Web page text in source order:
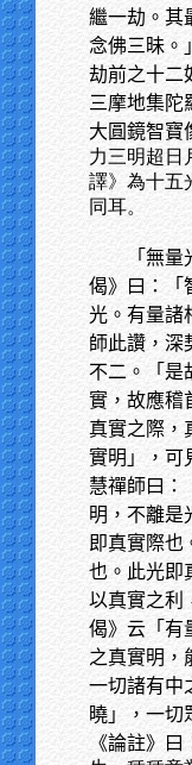
繼一劫。其
念佛三昧。
劫前之十二
三摩地集陀
大圓鏡智寶
力三明超日
譯》為十五
同耳。
「無
偈》曰：「
光。有量諸
師此讚，深
不二。「是
實，故應稽
真實之際，
實明」，可
慧禪師曰：
明，不離是
即真實際也
也。此光即
以真實之利
偈》云「有
之真實明，
一切諸有中
曉」，一切
《論註》